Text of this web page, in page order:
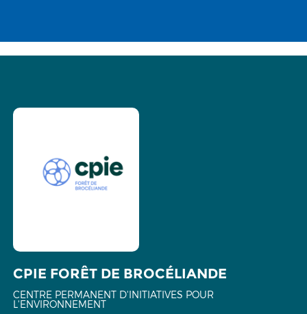
CPIE FORÊT DE BROCÉLIANDE
CENTRE PERMANENT D'INITIATIVES POUR
L'ENVIRONNEMENT